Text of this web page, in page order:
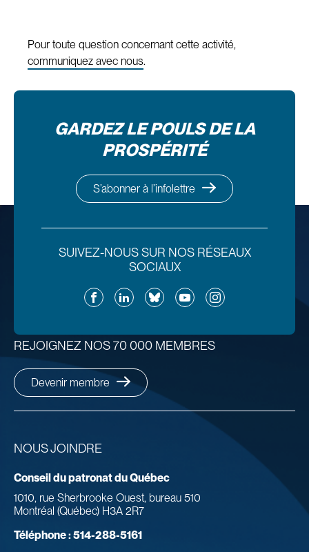
Pour toute question concernant cette activité,
communiquez avec nous.
GARDEZ LE POULS DE LA
PROSPÉRITÉ
S’abonner à l’infolettre
SUIVEZ-NOUS SUR NOS RÉSEAUX
SOCIAUX
FacebookLinkedInBlueskyYouTubeInstagram
NOUS JOINDRE
Conseil du patronat du Québec
1010, rue Sherbrooke Ouest, bureau 510
Montréal (Québec) H3A 2R7
Téléphone :514-288-5161
REJOIGNEZ NOS 70 000 MEMBRES
Devenir membre